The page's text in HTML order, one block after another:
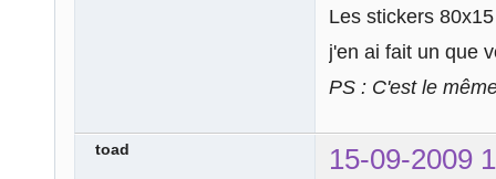
Les stickers
j'en ai fait un que
PS : C'est le
toad 15-09-2009